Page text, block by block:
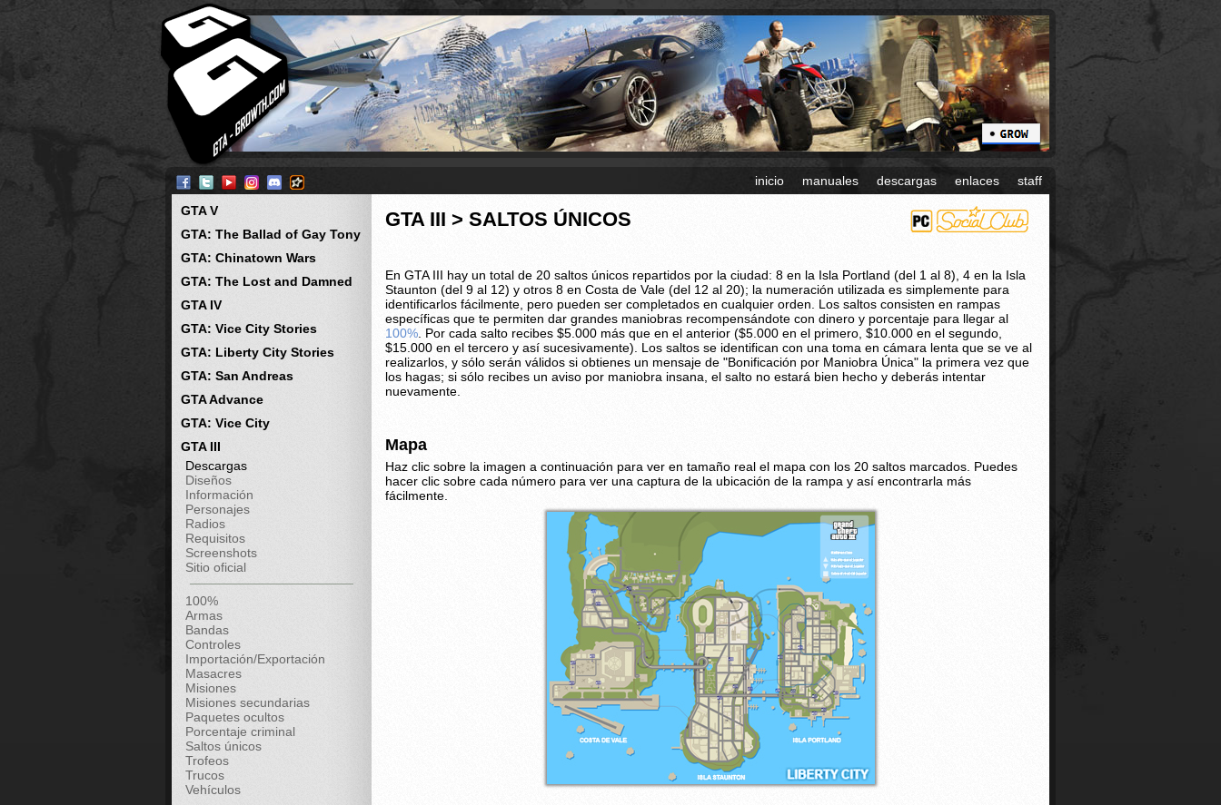
inicio manuales descargas enlaces staff
GTA V
GTA: The Ballad of Gay Tony
GTA: Chinatown Wars
GTA: The Lost and Damned
GTA IV
GTA: Vice City Stories
GTA: Liberty City Stories
GTA: San Andreas
GTA Advance
GTA: Vice City
GTA III
Descargas
Diseños
Información
Personajes
Radios
Requisitos
Screenshots
Sitio oficial
100%
Armas
Bandas
Controles
Importación/Exportación
Masacres
Misiones
Misiones secundarias
Paquetes ocultos
Porcentaje criminal
Saltos únicos
Trofeos
Trucos
Vehículos
GTA III > SALTOS ÚNICOS
En GTA III hay un total de 20 saltos únicos repartidos por la ciudad: 8 en la Isla Portland (del 1 al 8), 4 en la Isla
Staunton (del 9 al 12) y otros 8 en Costa de Vale (del 12 al 20); la numeración utilizada es simplemente para
identificarlos fácilmente, pero pueden ser completados en cualquier orden. Los saltos consisten en rampas
específicas que te permiten dar grandes maniobras recompensándote con dinero y porcentaje para llegar al
100% . Por cada salto recibes $5.000 más que en el anterior ($5.000 en el primero, $10.000 en el segundo,
$15.000 en el tercero y así sucesivamente). Los saltos se identifican con una toma en cámara lenta que se ve al
realizarlos, y sólo serán válidos si obtienes un mensaje de "Bonificación por Maniobra Única" la primera vez que
los hagas; si sólo recibes un aviso por maniobra insana, el salto no estará bien hecho y deberás intentar
nuevamente.
Mapa
Haz clic sobre la imagen a continuación para ver en tamaño real el mapa con los 20 saltos marcados. Puedes
hacer clic sobre cada número para ver una captura de la ubicación de la rampa y así encontrarla más
fácilmente.